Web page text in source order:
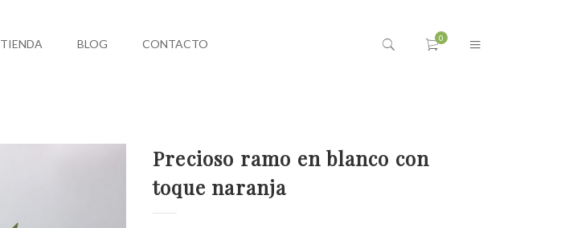
TIENDA BLOG CONTACTO
Precioso ramo en blanco con
toque naranja